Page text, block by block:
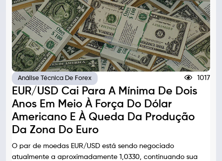
Análise Técnica De Forex 1017
EUR/USD Cai Para A Mínima De Dois
Anos Em Meio À Força Do Dólar
Americano E À Queda Da Produção
Da Zona Do Euro
O par de moedas EUR/USD está sendo negociado
atualmente a aproximadamente 1,0330, continuando sua